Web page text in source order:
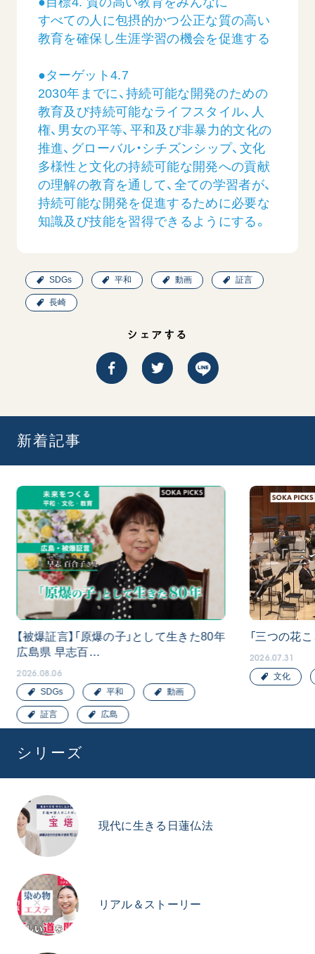
すべての人に包摂的かつ公正な質の高い
教育を確保し生涯学習の機会を促進する
●ターゲット4.7
2030年までに、持続可能な開発のための
教育及び持続可能なライフスタイル、人
権、男女の平等、平和及び非暴力的文化の
推進、グローバル・シチズンシップ、文化
多様性と文化の持続可能な開発への貢献
の理解の教育を通して、全ての学習者が、
持続可能な開発を促進するために必要な
知識及び技能を習得できるようにする。
SDGs 平和 動画 証言
長崎
シェアする
新着記事
【被爆証言】「原爆の子」として生きた80年
広島県 早志百…
2026.08.06
SDGs 平和 動画
証言 広島
「三つの花
2026.07.31
文化
シリーズ
現代に生きる日蓮仏法
リアル＆ストーリー